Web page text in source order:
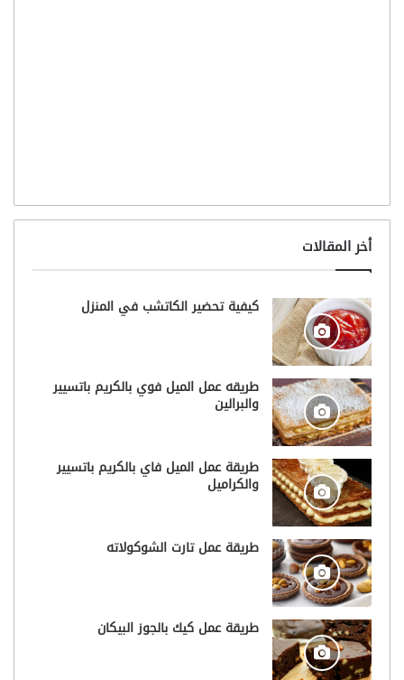
أخر المقالات
كيفية تحضير الكاتشب في المنزل
طريقه عمل الميل فوي بالكريم باتسيير
والبرالين
طريقة عمل الميل فاي بالكريم باتسيير
والكراميل
طريقة عمل تارت الشوكولاته
طريقة عمل كيك بالجوز البيكان